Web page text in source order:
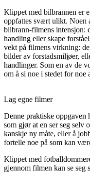
Klippet med bilbrannen er
oppfattes svært ulikt. Noen
bilbrann-filmens intensjon:
handling eller skape
vekt på filmens virkning:
bilder av forstadsmiljøer,
handlinger. Som en av de
om å si noe i stedet for noe
Lag egne filmer
Denne praktiske oppgaven
som gjør at en ser seg selv
kanskje ny måte, eller å
fortelle noe på som kan
Klippet med
gjennom filmen kan se seg